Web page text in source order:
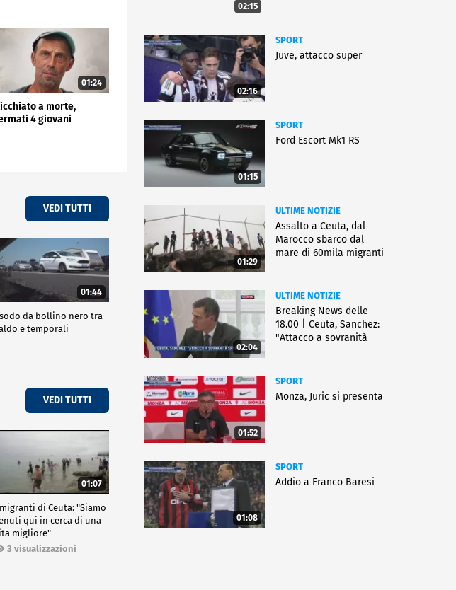
01:24
a morte,
4 giovani
VEDI TUTTI
01:44
da bollino nero tra
e temporali
VEDI TUTTI
01:07
di Ceuta: "Siamo
qui in cerca di una
migliore"
3 visualizzazioni
02:15
02:16
SPORT
Juve, attacco super
01:15
SPORT
Ford Escort Mk1 RS
01:29
ULTIME NOTIZIE
Assalto a Ceuta, dal
Marocco sbarco dal
mare di 60mila migranti
02:04
ULTIME NOTIZIE
Breaking News delle
18.00 | Ceuta, Sanchez:
"Attacco a sovranità
01:52
SPORT
Monza, Juric si presenta
01:08
SPORT
Addio a Franco Baresi